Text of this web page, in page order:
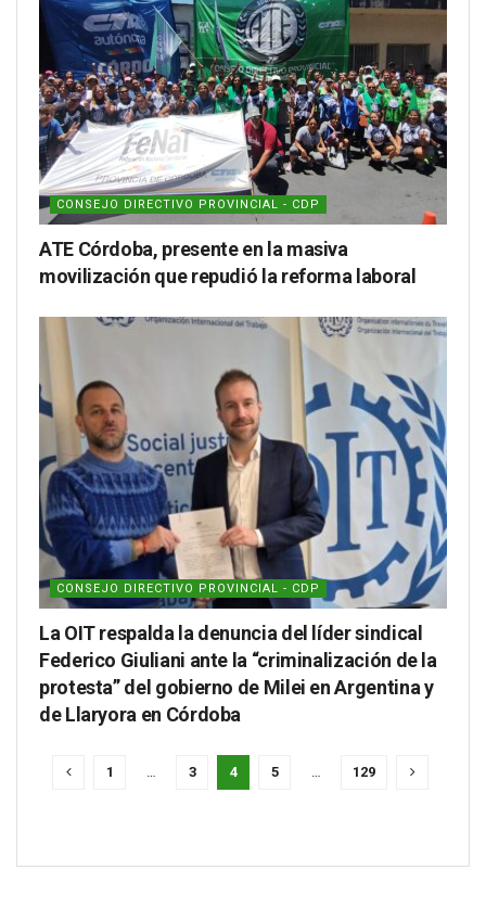
CONSEJO DIRECTIVO PROVINCIAL - CDP
ATE Córdoba, presente en la masiva
movilización que repudió la reforma laboral
CONSEJO DIRECTIVO PROVINCIAL - CDP
La OIT respalda la denuncia del líder sindical
Federico Giuliani ante la “criminalización de la
protesta” del gobierno de Milei en Argentina y
de Llaryora en Córdoba
1 … 3 4 5 … 129